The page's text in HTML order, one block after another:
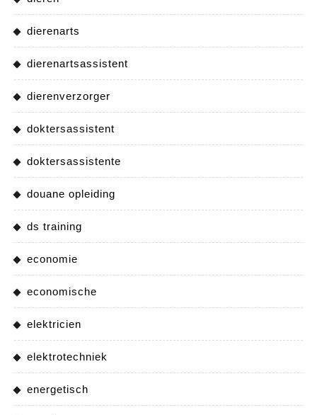
dierenarts
dierenartsassistent
dierenverzorger
doktersassistent
doktersassistente
douane opleiding
ds training
economie
economische
elektricien
elektrotechniek
energetisch